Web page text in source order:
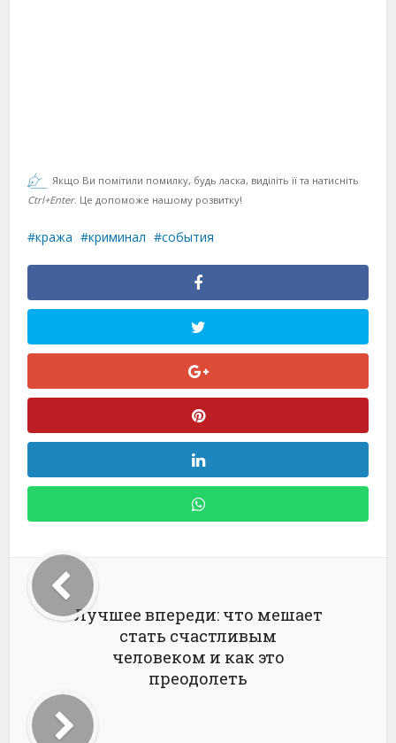
Якщо Ви помітили помилку, будь ласка, виділіть її та натисніть
Ctrl+Enter. Це допоможе нашому розвитку!
кража криминал события
Лучшее впереди: что мешает
стать счастливым
человеком и как это
преодолеть